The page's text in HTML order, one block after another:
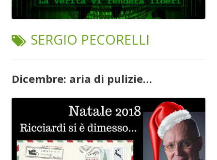
TAG:
SERGIO PECORELLI
Dicembre: aria di pulizie…